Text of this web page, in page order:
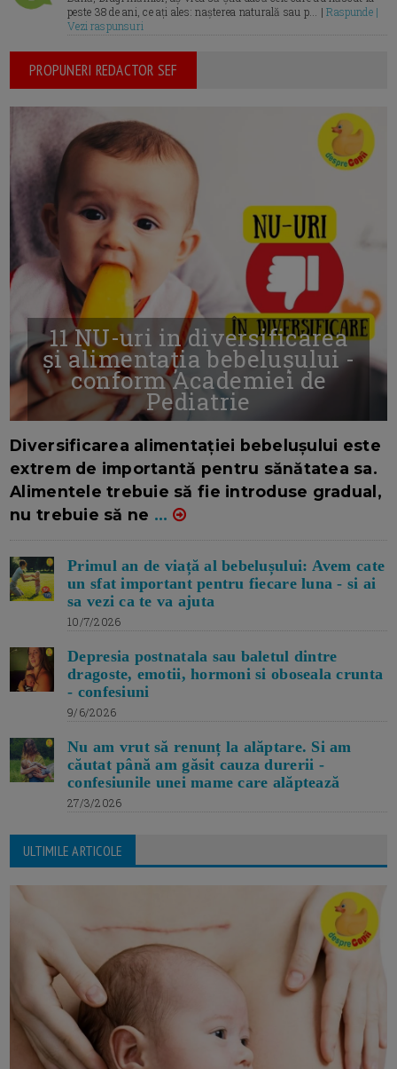
peste 38 de ani, ce ați ales: nașterea naturală sau p... |Raspunde |
Vezi raspunsuri
PROPUNERI REDACTOR SEF
11 NU-uri in diversificarea
și alimentația bebelușului -
conform Academiei de
Pediatrie
Diversificarea alimentației bebelușului este
extrem de importantă pentru sănătatea sa.
Alimentele trebuie să fie introduse gradual,
nu trebuie să ne ...
Primul an de viață al bebelușului: Avem cate
un sfat important pentru fiecare luna - si ai
sa vezi ca te va ajuta
10/7/2026
Depresia postnatala sau baletul dintre
dragoste, emotii, hormoni si oboseala crunta
- confesiuni
9/6/2026
Nu am vrut să renunț la alăptare. Si am
căutat până am găsit cauza durerii -
confesiunile unei mame care alăptează
27/3/2026
ULTIMILE ARTICOLE